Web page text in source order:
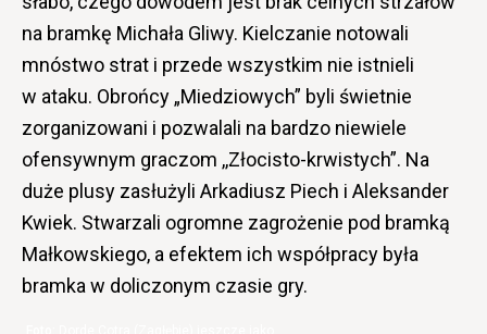
na bramkę Michała Gliwy. Kielczanie notowali
mnóstwo strat i przede wszystkim nie istnieli
w ataku. Obrońcy „Miedziowych” byli świetnie
zorganizowani i pozwalali na bardzo niewiele
ofensywnym graczom ,,Złocisto-krwistych”. Na
duże plusy zasłużyli Arkadiusz Piech i Aleksander
Kwiek. Stwarzali ogromne zagrożenie pod bramką
Małkowskiego, a efektem ich współpracy była
bramka w doliczonym czasie gry.